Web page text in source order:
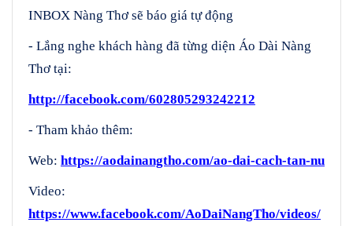
INBOX Nàng Thơ sẽ báo giá tự động
- Lắng nghe khách hàng đã từng diện Áo Dài Nàng
Thơ tại:
http://facebook.com/602805293242212
- Tham khảo thêm:
Web: https://aodainangtho.com/ao-dai-cach-tan-nu
Video:
https://www.facebook.com/AoDaiNangTho/videos/